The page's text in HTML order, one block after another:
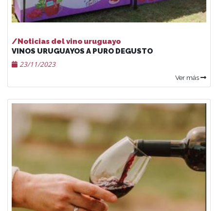
/Noticias del vino uruguayo
VINOS URUGUAYOS A PURO DEGUSTO
23/11/2023
Ver más